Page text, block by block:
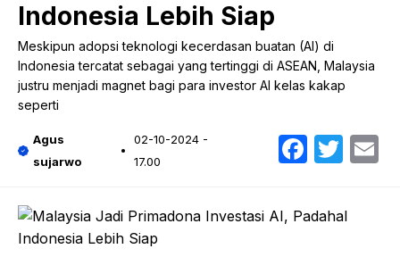
Indonesia Lebih Siap
Meskipun adopsi teknologi kecerdasan buatan (AI) di
Indonesia tercatat sebagai yang tertinggi di ASEAN, Malaysia
justru menjadi magnet bagi para investor AI kelas kakap
seperti
Agus
sujarwo
02-10-2024 -
17.00